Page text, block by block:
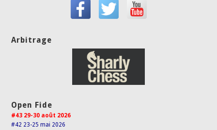
Arbitrage
Open Fide
#43 29-30 août 2026
#42 23-25 mai 2026